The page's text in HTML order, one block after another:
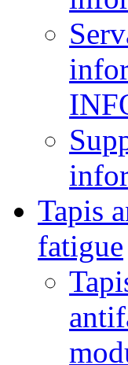
Tapis
fatigue